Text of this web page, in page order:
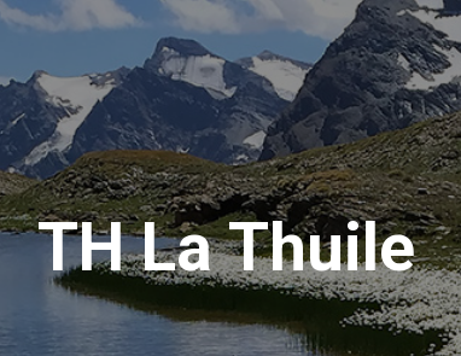
TH La Thuile